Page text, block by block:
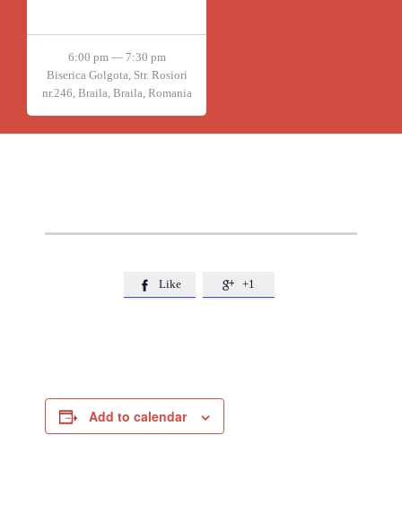
6:00 pm — 7:30 pm
Biserica Golgota, Str. Rosiori
nr.246, Braila, Braila, Romania
 Like  +1
Add to calendar